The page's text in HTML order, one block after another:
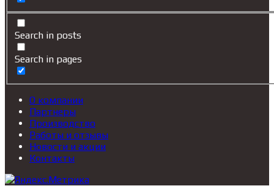
Search in posts
Search in pages
О компании
Партнеры
Производство
Работы и отзывы
Новости и акции
Контакты